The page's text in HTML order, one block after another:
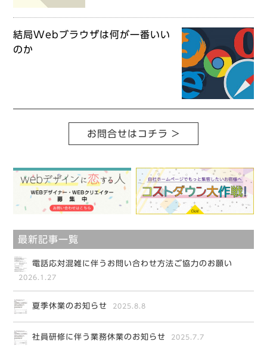
結局Webブラウザは何が一番いい
のか
お問合せはコチラ >
最新記事一覧
電話応対混雑に伴うお問い合わせ方法ご協力のお願い
2026.1.27
夏季休業のお知らせ 2025.8.8
社員研修に伴う業務休業のお知らせ 2025.7.7